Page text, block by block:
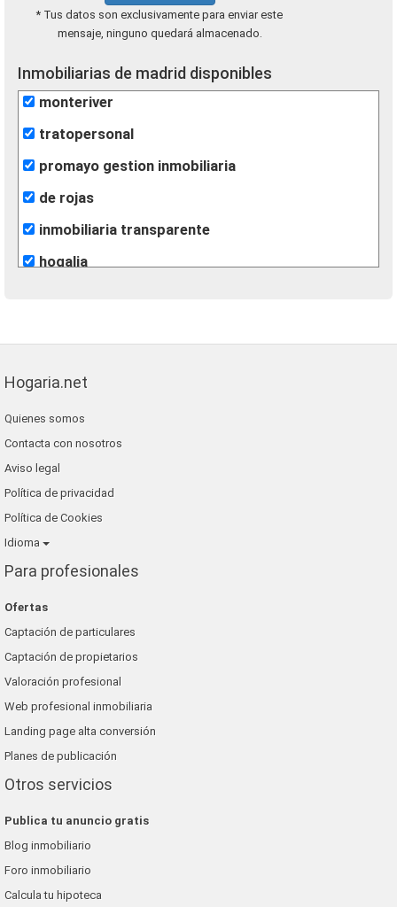
* Tus datos son exclusivamente para enviar este
mensaje, ninguno quedará almacenado.
Inmobiliarias de madrid disponibles
monteriver
tratopersonal
promayo gestion inmobiliaria
de rojas
inmobiliaria transparente
hogalia
grupo extra
gilmar
alfa su nuevo hogar
grup 90
Hogaria.net
Quienes somos
Contacta con nosotros
Aviso legal
Política de privacidad
Política de Cookies
Idioma
Para profesionales
Ofertas
Captación de particulares
Captación de propietarios
Valoración profesional
Web profesional inmobiliaria
Landing page alta conversión
Planes de publicación
Otros servicios
Publica tu anuncio gratis
Blog inmobiliario
Foro inmobiliario
Calcula tu hipoteca